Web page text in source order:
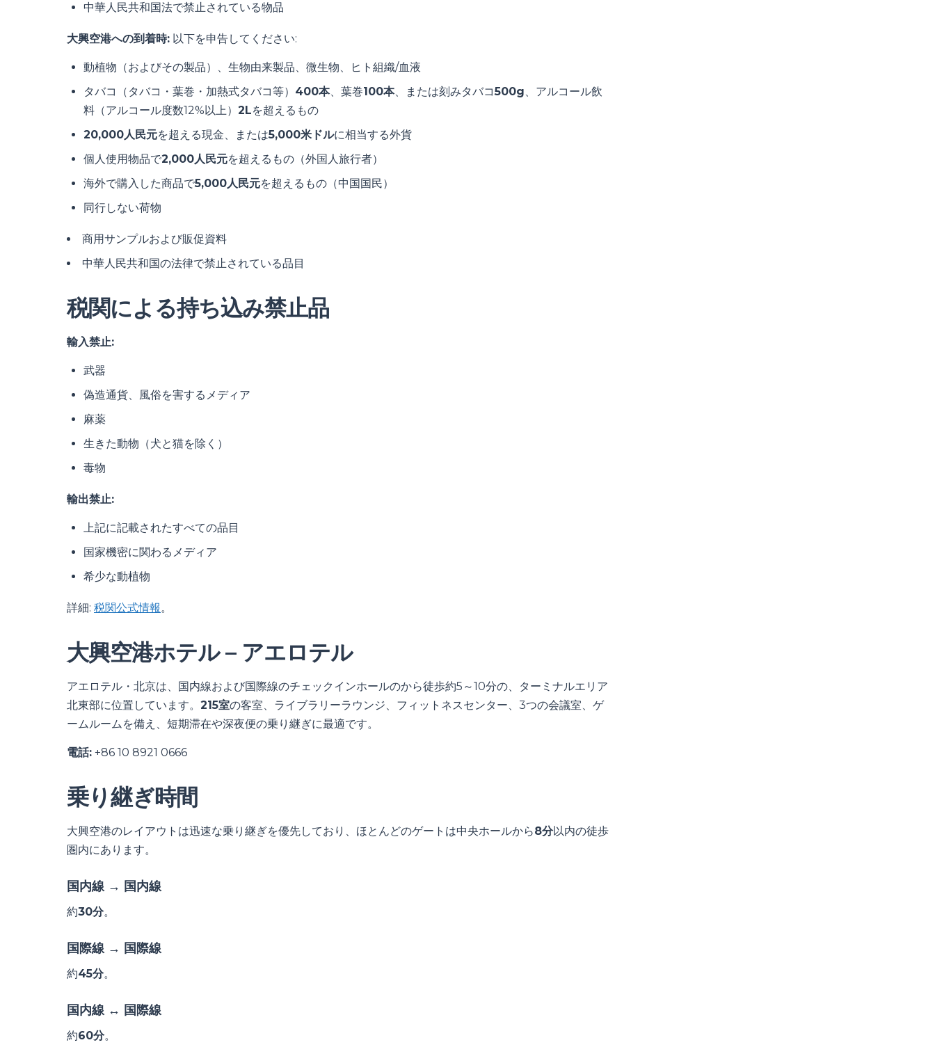
中華人民共和国法で禁止されている物品
大興空港への到着時: 以下を申告してください:
動植物（およびその製品）、生物由来製品、微生物、ヒト組織/血液
タバコ（タバコ・葉巻・加熱式タバコ等） 400本、葉巻100本、または刻みタバコ500g、アルコール飲
料（アルコール度数12%以上） 2Lを超えるもの
20,000人民元を超える現金、または5,000米ドルに相当する外貨
個人使用物品で2,000人民元を超えるもの（外国人旅行者）
海外で購入した商品で5,000人民元を超えるもの（中国国民）
同行しない荷物
商用サンプルおよび販促資料
中華人民共和国の法律で禁止されている品目
税関による持ち込み禁止品
輸入禁止:
武器
偽造通貨、風俗を害するメディア
麻薬
生きた動物（犬と猫を除く）
毒物
輸出禁止:
上記に記載されたすべての品目
国家機密に関わるメディア
希少な動植物
詳細: 税関公式情報。
大興空港ホテル – アエロテル
アエロテル・北京は、国内線および国際線のチェックインホールのから徒歩約5～10分の、ターミナルエリア
北東部に位置しています。 215室の客室、ライブラリーラウンジ、フィットネスセンター、3つの会議室、ゲ
ームルームを備え、短期滞在や深夜便の乗り継ぎに最適です。
電話: +86 10 8921 0666
乗り継ぎ時間
大興空港のレイアウトは迅速な乗り継ぎを優先しており、ほとんどのゲートは中央ホールから8分以内の徒歩
圏内にあります。
国内線 → 国内線
約30分。
国際線 → 国際線
約45分。
国内線 ↔ 国際線
約60分。